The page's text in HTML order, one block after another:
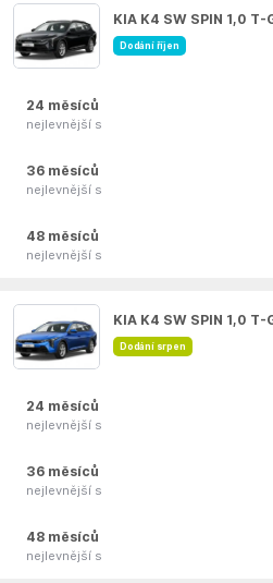
KIA K4 SW SPIN 1,0 T-
Dodání říjen
24 měsíců
nejlevnější s
36 měsíců
nejlevnější s
48 měsíců
nejlevnější s
KIA K4 SW SPIN 1,0 T-
Dodání srpen
24 měsíců
nejlevnější s
36 měsíců
nejlevnější s
48 měsíců
nejlevnější s